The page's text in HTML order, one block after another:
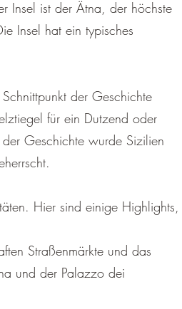
Insel ist der Ätna, der höchste
Insel hat ein typisches
der Geschichte
für ein Dutzend oder
Geschichte wurde Sizilien
Hier sind einige Highlights,
Straßenmärkte und das
und der Palazzo dei